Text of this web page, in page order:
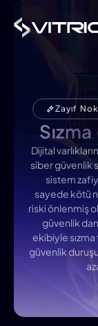
Zayıf
Dijital
siber güvenlik
sistem
sayede kötü
riski önlenmiş
güvenlik
ekibiyle
güvenlik